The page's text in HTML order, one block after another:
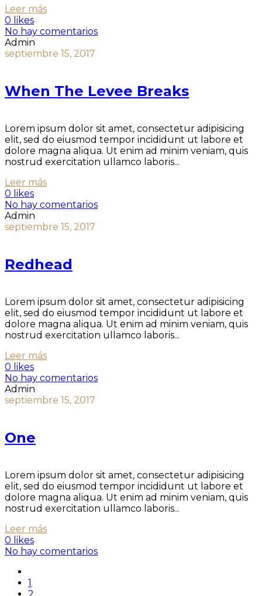
Leer más
0 likes
No hay comentarios
Admin
septiembre 15, 2017
When The Levee Breaks
Lorem ipsum dolor sit amet, consectetur adipisicing
elit, sed do eiusmod tempor incididunt ut labore et
dolore magna aliqua. Ut enim ad minim veniam, quis
nostrud exercitation ullamco laboris...
Leer más
0 likes
No hay comentarios
Admin
septiembre 15, 2017
Redhead
Lorem ipsum dolor sit amet, consectetur adipisicing
elit, sed do eiusmod tempor incididunt ut labore et
dolore magna aliqua. Ut enim ad minim veniam, quis
nostrud exercitation ullamco laboris...
Leer más
0 likes
No hay comentarios
Admin
septiembre 15, 2017
One
Lorem ipsum dolor sit amet, consectetur adipisicing
elit, sed do eiusmod tempor incididunt ut labore et
dolore magna aliqua. Ut enim ad minim veniam, quis
nostrud exercitation ullamco laboris...
Leer más
0 likes
No hay comentarios
1